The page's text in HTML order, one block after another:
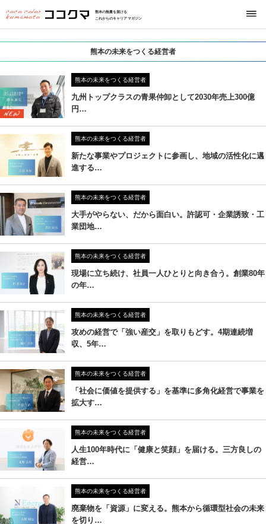
熊本の熱量を届ける
これからのキャリアマガジン
熊本の未来をつくる経営者
熊本の未来をつくる経営者
九州トップクラスの青果仲卸として2030年売上300億
円…
熊本の未来をつくる経営者
新たな事業やプロジェクトに参画し、地域の活性化に邁
進する…
熊本の未来をつくる経営者
大手がやらない、だから面白い。許認可・企業誘致・工
業団地…
熊本の未来をつくる経営者
現場に立ち続け、社員一人ひとりと向き合う。創業80年
の年…
熊本の未来をつくる経営者
攻めの経営で「強い産交」を取りもどす。4期連続増
収、5年…
熊本の未来をつくる経営者
「社会に価値を提供する」を基準に多角化経営で事業を
拡大す…
熊本の未来をつくる経営者
人生100年時代に「健康と笑顔」を届ける。三方良しの
経営…
熊本の未来をつくる経営者
廃棄物を「資源」に変える。熊本から循環型社会の未来
を切り…